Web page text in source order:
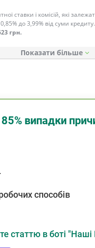
ставки і комісій, які
до 3,99% від суми
грн.
Показати
випадки
способів
статтю в боті "Наші